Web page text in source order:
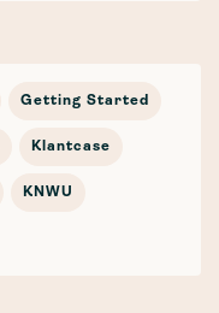
Getting Started
Klantcase
KNWU